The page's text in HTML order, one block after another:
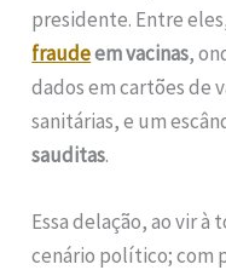
presidente. Entre
fraudeem vacinas,
dados em cartões de
sanitárias, e um
sauditas.
Essa delação, ao vir
cenário político; com